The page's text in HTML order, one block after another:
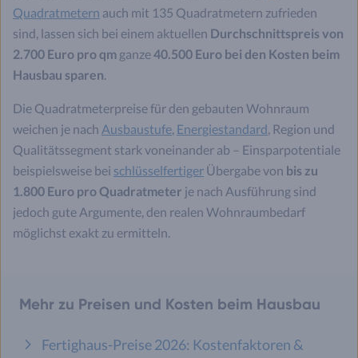
Quadratmetern auch mit 135 Quadratmetern zufrieden
sind, lassen sich bei einem aktuellen Durchschnittspreis von
2.700 Euro pro qm ganze40.500 Euro bei den Kosten beim
Hausbau sparen
Die Quadratmeterpreise für den gebauten Wohnraum
weichen je nach Ausbaustufe Energiestandard , Region und
Qualitätssegment stark voneinander ab – Einsparpotentiale
beispielsweise bei schlüsselfertiger Übergabe von bis zu
1.800 Euro pro Quadratmeter je nach Ausführung sind
jedoch gute Argumente, den realen Wohnraumbedarf
möglichst exakt zu ermitteln.
Mehr zu Preisen und Kosten beim Hausbau
Fertighaus-Preise 2026: Kostenfaktoren &